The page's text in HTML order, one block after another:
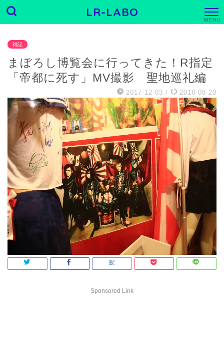
LR-LABO
E
雑記
まぼろし博覧会に行ってきた！R指定
「帝都に死す」MV撮影 聖地巡礼編
2017-12-03 / 2018-08-20
Sponsored Link